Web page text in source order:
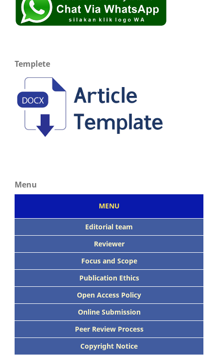
Templete
Menu
MENU
Editorial team
Reviewer
Focus and Scope
Publication Ethics
Open Access Policy
Online Submission
Peer Review Process
Copyright Notice